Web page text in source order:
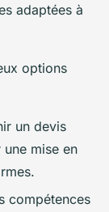
adaptées à
options
un devis
mise en
compétences